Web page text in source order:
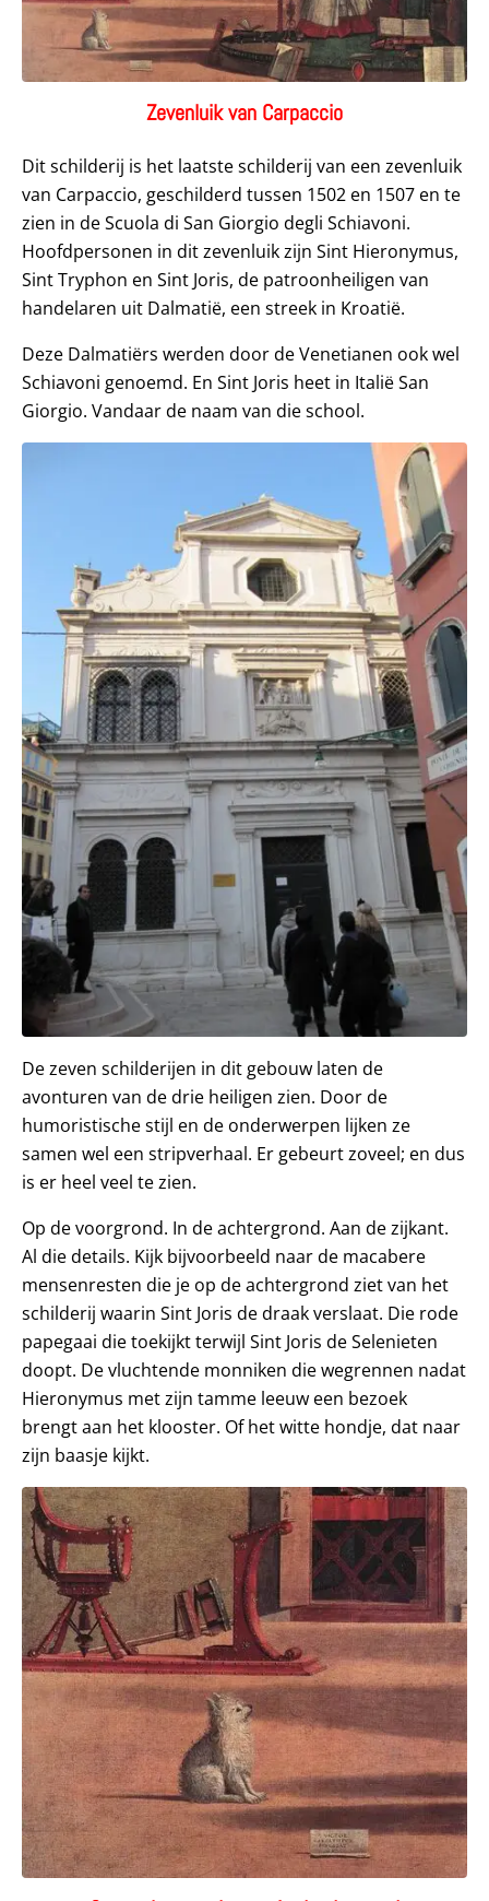
Zevenluik van Carpaccio
Dit schilderij is het laatste schilderij van een zevenluik
van Carpaccio, geschilderd tussen 1502 en 1507 en te
zien in de Scuola di San Giorgio degli Schiavoni.
Hoofdpersonen in dit zevenluik zijn Sint Hieronymus,
Sint Tryphon en Sint Joris, de patroonheiligen van
handelaren uit Dalmatië, een streek in Kroatië.
Deze Dalmatiërs werden door de Venetianen ook wel
Schiavoni genoemd. En Sint Joris heet in Italië San
Giorgio. Vandaar de naam van die school.
De zeven schilderijen in dit gebouw laten de
avonturen van de drie heiligen zien. Door de
humoristische stijl en de onderwerpen lijken ze
samen wel een stripverhaal. Er gebeurt zoveel; en dus
is er heel veel te zien.
Op de voorgrond. In de achtergrond. Aan de zijkant.
Al die details. Kijk bijvoorbeeld naar de macabere
mensenresten die je op de achtergrond ziet van het
schilderij waarin Sint Joris de draak verslaat. Die rode
papegaai die toekijkt terwijl Sint Joris de Selenieten
doopt. De vluchtende monniken die wegrennen nadat
Hieronymus met zijn tamme leeuw een bezoek
brengt aan het klooster. Of het witte hondje, dat naar
zijn baasje kijkt.